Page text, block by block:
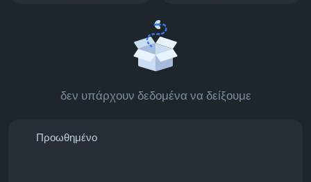
δεν υπάρχουν δεδομένα να δείξουμε
Προωθημένο